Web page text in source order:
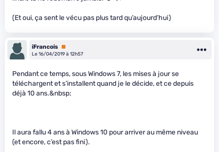
(Et oui, ça sent le vécu pas plus tard qu’aujourd’hui)
iFrancois Premium
Le 16/04/2019 à 12h57
Pendant ce temps, sous Windows 7, les mises à jour se
téléchargent et s’installent quand je le décide, et ce depuis
déjà 10 ans.&nbsp;
Il aura fallu 4 ans à Windows 10 pour arriver au même niveau
(et encore, c’est pas fini).